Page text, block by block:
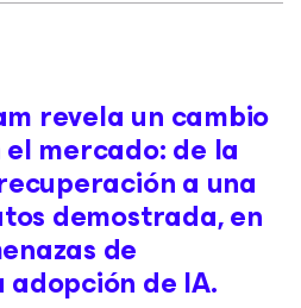
revela un cambio
mercado: de la
a una
demostrada, en
de
de IA.